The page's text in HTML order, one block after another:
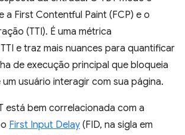
a First Contentful Paint (FCP) e o
(TTI). É uma métrica
e traz mais nuances para quantificar
de execução principal que bloqueia
usuário interagir com sua página.
está bem correlacionada com a
First Input Delay (FID, na sigla em